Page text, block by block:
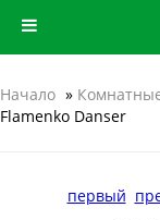
Начало »
Flamenko Danser
первый